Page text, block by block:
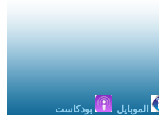
الموبايل بودكاست